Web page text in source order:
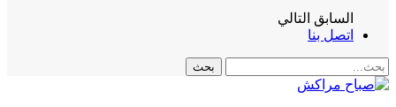
السابق التالي
اتصل بنا